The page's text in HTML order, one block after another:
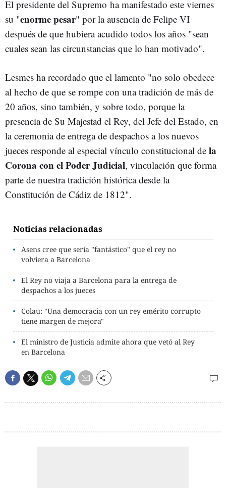
El presidente del Supremo ha manifestado este viernes
su "enorme pesar" por la ausencia de Felipe VI
después de que hubiera acudido todos los años "sean
cuales sean las circunstancias que lo han motivado".
Lesmes ha recordado que el lamento "no solo obedece
al hecho de que se rompe con una tradición de más de
20 años, sino también, y sobre todo, porque la
presencia de Su Majestad el Rey, del Jefe del Estado, en
la ceremonia de entrega de despachos a los nuevos
jueces responde al especial vínculo constitucional de la
Corona con el Poder Judicial, vinculación que forma
parte de nuestra tradición histórica desde la
Constitución de Cádiz de 1812".
Noticias relacionadas
Asens cree que sería "fantástico" que el rey no
volviera a Barcelona
El Rey no viaja a Barcelona para la entrega de
despachos a los jueces
Colau: "Una democracia con un rey emérito corrupto
tiene margen de mejora"
El ministro de Justicia admite ahora que vetó al Rey
en Barcelona